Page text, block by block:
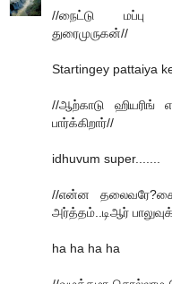
//நைட்டு மப்பு
துரைமுருகன்//
Startingey pattaiya
//ஆற்காடு ஹியரிங்
பார்க்கிறார்//
idhuvum super.......
//என்ன தலைவரே?கை
அர்த்தம்..டிஆர்
ha ha ha ha